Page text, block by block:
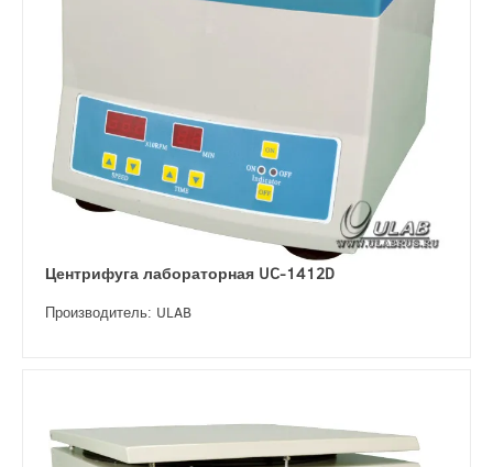
Центрифуга лабораторная UC-1412D
Производитель: ULAB